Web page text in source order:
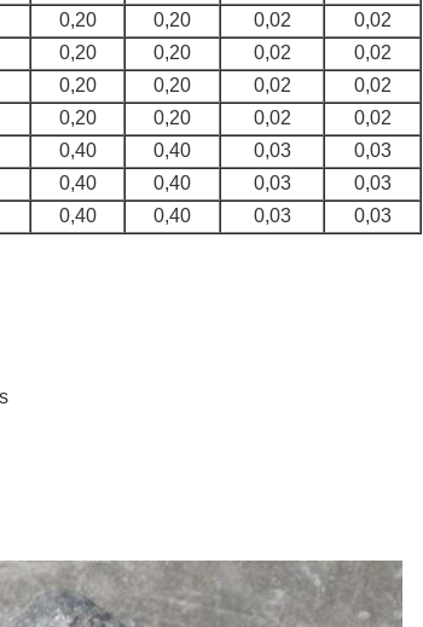
0,20 0,20 0,02
0,02
0,20 0,20 0,02
0,02
0,20 0,20 0,02
0,02
0,20 0,20 0,02
0,02
0,40 0,40 0,03
0,03
0,40 0,40 0,03
0,03
0,40 0,40 0,03 0,03